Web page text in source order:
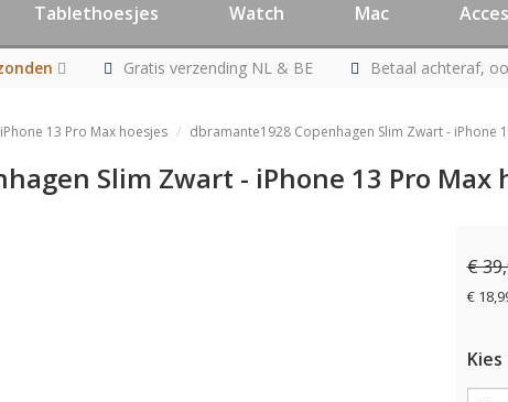
Tablethoesjes Watch Mac
Gratis verzending NL & BE Betaal achteraf,
13 Pro Max hoesjes dbramante1928 Copenhagen Slim Zwart - iPhone
Slim Zwart - iPhone 13 Pro Max
€
€